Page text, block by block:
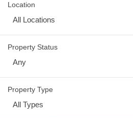
Location
All Locations
Property Status
Any
Property Type
All Types